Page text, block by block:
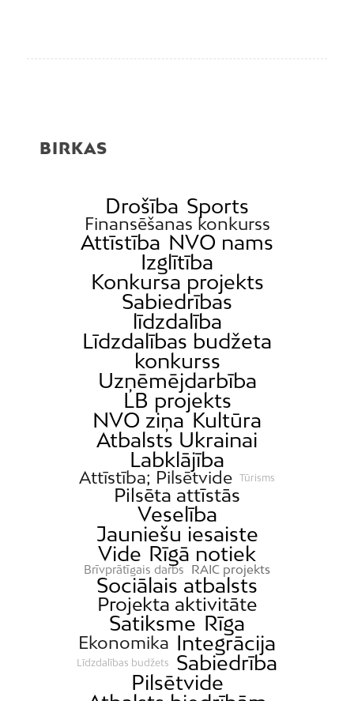
BIRKAS
Drošība Sports
Finansēšanas konkurss
Attīstība NVO nams
Izglītība
Konkursa projekts
Sabiedrības
līdzdalība
Līdzdalības budžeta
konkurss
Uzņēmējdarbība
LB projekts
NVO ziņa Kultūra
Atbalsts Ukrainai
Labklājība
Attīstība; Pilsētvide Tūrisms
Pilsēta attīstās
Veselība
Jauniešu iesaiste
Vide Rīgā notiek
Brīvprātīgais darbs RAIC projekts
Sociālais atbalsts
Projekta aktivitāte
Satiksme Rīga
Ekonomika Integrācija
Līdzdalības budžets
Sabiedrība
Pilsētvide